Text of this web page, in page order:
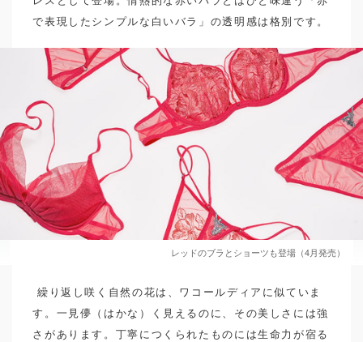
で表現したシンプルな白いバラ」の透明感は格別です。
レッドのブラとショーツも登場（4月発売）
繰り返し咲く自然の花は、ワコールディアに似ていま
す。一見儚（はかな）く見えるのに、その美しさには強
さがあります。丁寧につくられたものには生命力が宿る